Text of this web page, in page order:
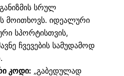
სრულ
მოითხოვს. იდეალური
სპორტისთვის,
ჩვევების სამუდამოდ
კოდი: „გაბედულად